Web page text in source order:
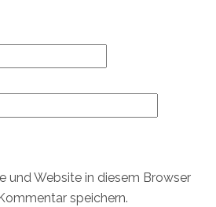
und Website in diesem Browser
speichern.